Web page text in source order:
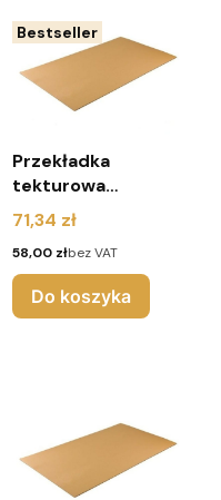
Bestseller
Przekładka
tekturowa
1200x800 mm 5W
( pakiet 20 sztuk)
Cena
71,34 zł
Cena
58,00 złbez VAT
Do koszyka